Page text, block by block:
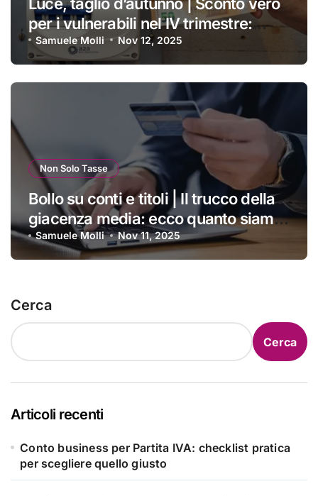
per i vulnerabili nel IV trimestre:
ecco a chi si applica e come
ottenerlo
Samuele Molli Nov 12, 2025
Non Solo Tasse
Bollo su conti e titoli | Il trucco della
giacenza media: ecco quanto siamo
costretti a pagare ogni anno
Samuele Molli Nov 11, 2025
Cerca
Cerca
Articoli recenti
Conto business per Partita IVA: checklist pratica
per scegliere quello giusto